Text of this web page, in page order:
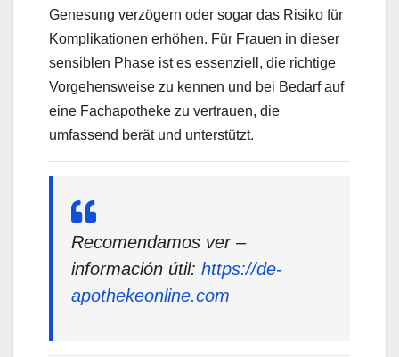
Genesung verzögern oder sogar das Risiko für
Komplikationen erhöhen. Für Frauen in dieser
sensiblen Phase ist es essenziell, die richtige
Vorgehensweise zu kennen und bei Bedarf auf
eine Fachapotheke zu vertrauen, die
umfassend berät und unterstützt.
Recomendamos ver –
información útil: https://de-
apothekeonline.com